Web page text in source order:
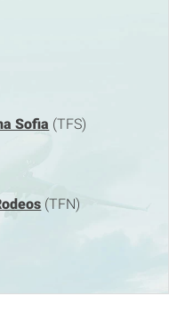
Sofia (TFS)
(TFN)